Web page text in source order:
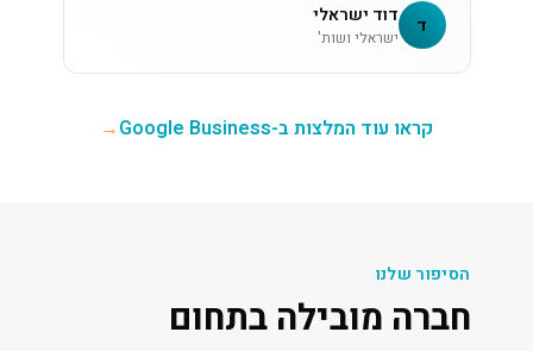
ד דוד ישראלי
ישראלי ושות'
קראו עוד המלצות ב-Google Business →
הסיפור שלנו
חברה מובילה בתחום